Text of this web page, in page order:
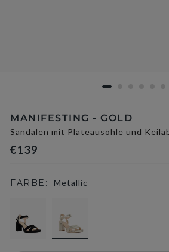
MANIFESTING - GOLD
Sandalen mit Plateausohle und
€139
FARBE: Metallic